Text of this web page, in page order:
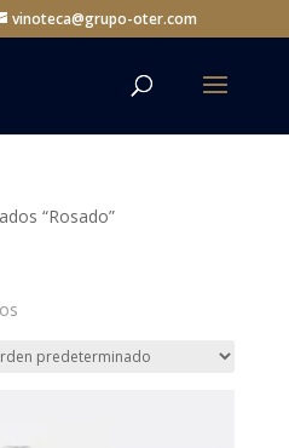
vinoteca@grupo-oter.com
“Rosado”